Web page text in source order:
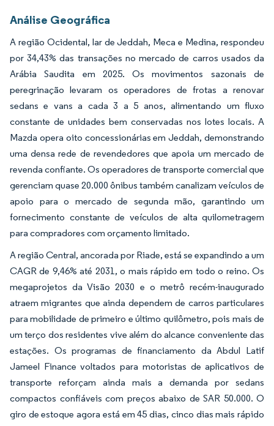
Análise Geográfica
A região Ocidental, lar de Jeddah, Meca e Medina, respondeu
por 34,43% das transações no mercado de carros usados da
Arábia Saudita em 2025. Os movimentos sazonais de
peregrinação levaram os operadores de frotas a renovar
sedans e vans a cada 3 a 5 anos, alimentando um fluxo
constante de unidades bem conservadas nos lotes locais. A
Mazda opera oito concessionárias em Jeddah, demonstrando
uma densa rede de revendedores que apoia um mercado de
revenda confiante. Os operadores de transporte comercial que
gerenciam quase 20.000 ônibus também canalizam veículos de
apoio para o mercado de segunda mão, garantindo um
fornecimento constante de veículos de alta quilometragem
para compradores com orçamento limitado.
A região Central, ancorada por Riade, está se expandindo a um
CAGR de 9,46% até 2031, o mais rápido em todo o reino. Os
megaprojetos da Visão 2030 e o metrô recém-inaugurado
atraem migrantes que ainda dependem de carros particulares
para mobilidade de primeiro e último quilômetro, pois mais de
um terço dos residentes vive além do alcance conveniente das
estações. Os programas de financiamento da Abdul Latif
Jameel Finance voltados para motoristas de aplicativos de
transporte reforçam ainda mais a demanda por sedans
compactos confiáveis com preços abaixo de SAR 50.000. O
giro de estoque agora está em 45 dias, cinco dias mais rápido